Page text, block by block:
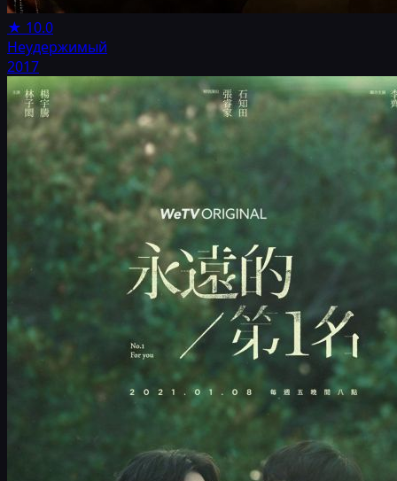
★ 10.0
Неудержимый
2017